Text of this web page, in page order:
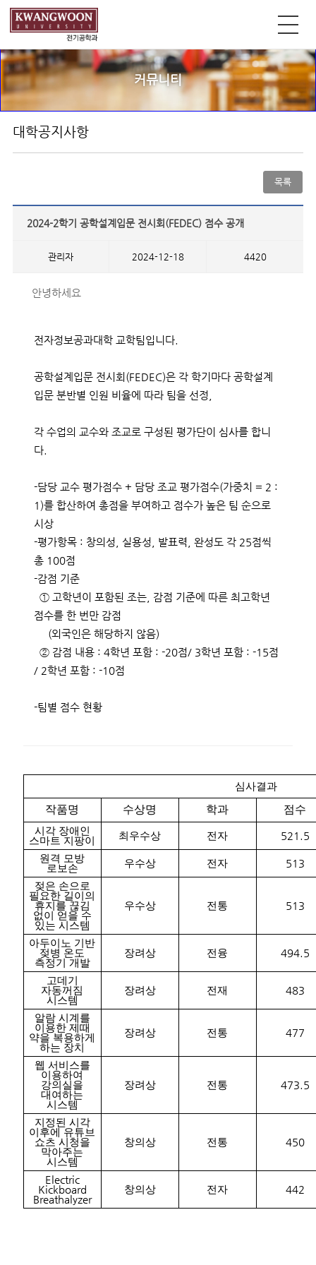
커뮤니티
대학공지사항
목록
2024-2학기 공학설계입문 전시회(FEDEC) 점수 공개
관리자 2024-12-18 4420
안녕하세요
전자정보공과대학 교학팀입니다.
공학설계입문 전시회(FEDEC)은 각 학기마다 공학설계
입문 분반별 인원 비율에 따라 팀을 선정,
각 수업의 교수와 조교로 구성된 평가단이 심사를 합니
다.
-담당 교수 평가점수 + 담당 조교 평가점수(가중치 = 2 :
1)를 합산하여 총점을 부여하고 점수가 높은 팀 순으로
시상​
-평가항목 : 창의성, 실용성, 발표력, 완성도 각 25점씩
총 100점
-감점 기준
① 고학년이 포함된 조는, 감점 기준에 따른 최고학년
점수를 한 번만 감점
(외국인은 해당하지 않음)
② 감점 내용 : 4학년 포함 : -20점/ 3학년 포함 : -15점
/ 2학년 포함 : -10점
-팀별 점수 현황
심사결과
작품명 수상명 학과 점수
시각 장애인
스마트 지팡이
최우수상 전자
521.5
원격 모방
로보손
우수상 전자
513
젖은 손으로
필요한 길이의
휴지를 끊김
없이 얻을 수
있는 시스템
우수상 전통 513
아두이노 기반
젖병 온도
측정기 개발
장려상 전융 494.5
고데기
자동꺼짐
시스템
장려상 전재 483
알람 시계를
이용한 제때
약을 복용하게
하는 장치
장려상 전통 477
웹 서비스를
이용하여
강의실을
대여하는
시스템
장려상 전통 473.5
지정된 시각
이후에 유튜브
쇼츠 시청을
막아주는
시스템
창의상 전통 450
Electric
Kickboard
Breathalyzer
창의상 전자 442